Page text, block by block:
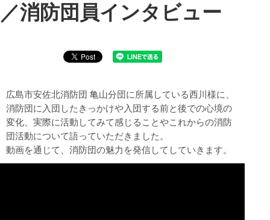
／消防団員インタビュー
広島市安佐北消防団 亀山分団に所属している西川様に、
消防団に入団したきっかけや入団する前と後での心境の
変化、実際に活動してみて感じることやこれからの消防
団活動について語っていただきました。
動画を通じて、消防団の魅力を発信してしていきます。